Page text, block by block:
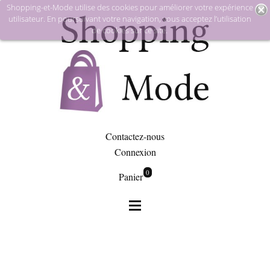
Contactez-nous
Connexion
Panier 0
Shopping-et-Mode utilise des cookies pour améliorer votre expérience
utilisateur. En poursuivant votre navigation, vous acceptez l’utilisation
de cookies sur ce site.